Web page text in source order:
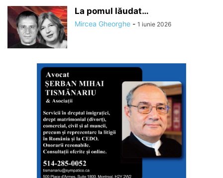
La pomul lăudat…
Mircea Gheorghe - 1 iunie 2026